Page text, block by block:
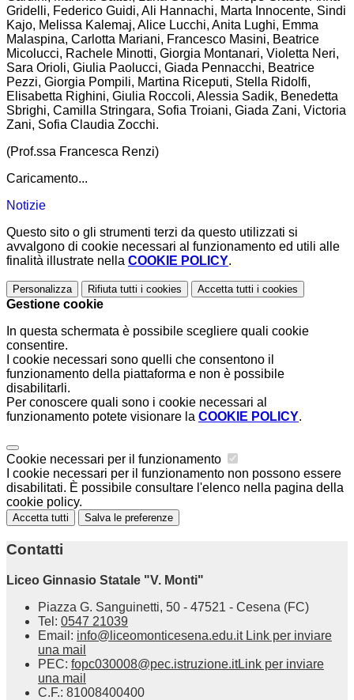
Gridelli, Federico Guidi, Ali Hannachi, Marta Innocente, Sindi
Kajo, Melissa Kalemaj, Alice Lucchi, Anita Lughi, Emma
Malaspina, Carlotta Mariani, Francesco Masini, Beatrice
Micolucci, Rachele Minotti, Giorgia Montanari, Violetta Neri,
Sara Orioli, Giulia Paolucci, Giada Pennacchi, Beatrice
Pezzi, Giorgia Pompili, Martina Riceputi, Stella Ridolfi,
Elisabetta Righini, Giulia Roccoli, Alessia Sadik, Benedetta
Sbrighi, Camilla Stringara, Sofia Troiani, Giada Zani, Victoria
Zani, Sofia Claudia Zocchi.
(Prof.ssa Francesca Renzi)
Caricamento...
Notizie
Questo sito o gli strumenti terzi da questo utilizzati si
avvalgono di cookie necessari al funzionamento ed utili alle
finalità illustrate nella COOKIE POLICY.
Personalizza Rifiuta tutti i cookies Accetta tutti i cookies
Gestione cookie
In questa schermata è possibile scegliere quali cookie
consentire.
I cookie necessari sono quelli che consentono il
funzionamento della piattaforma e non è possibile
disabilitarli.
Per conoscere quali sono i cookie necessari al
funzionamento potete visionare la COOKIE POLICY.
Cookie necessari per il funzionamento
I cookie necessari per il funzionamento non possono essere
disabilitati. È possibile consultare l'elenco nella pagina della
cookie policy.
Accetta tutti Salva le preferenze
Contatti
Liceo Ginnasio Statale "V. Monti"
Piazza G. Sanguinetti, 50 - 47521 - Cesena (FC)
Tel: 0547 21039
Email: info@liceomonticesena.edu.it Link per inviare
una mail
PEC: fopc030008@pec.istruzione.itLink per inviare
una mail
C.F.: 81008400400